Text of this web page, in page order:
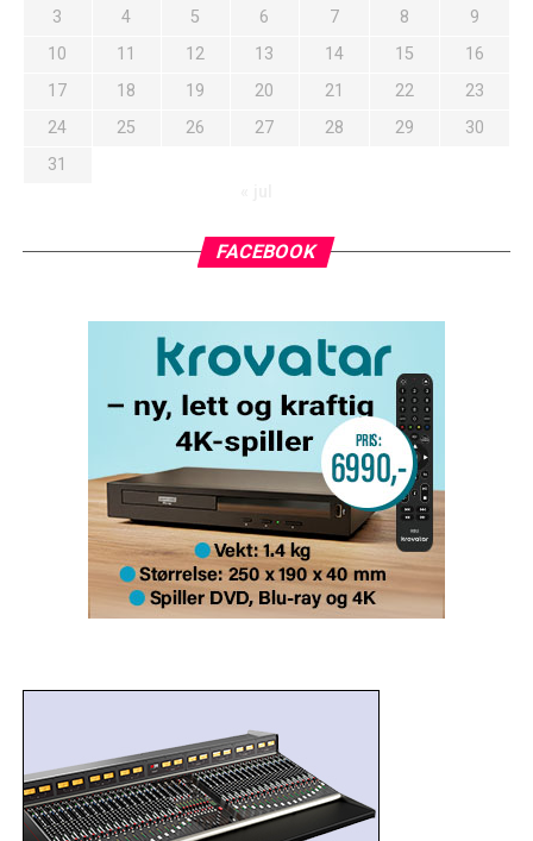
3 4 5 6 7 8
9
10
11 12 13 14 15
16
17
18 19 20 21 22
23
24
25 26 27 28 29
30
31
FACEBOOK